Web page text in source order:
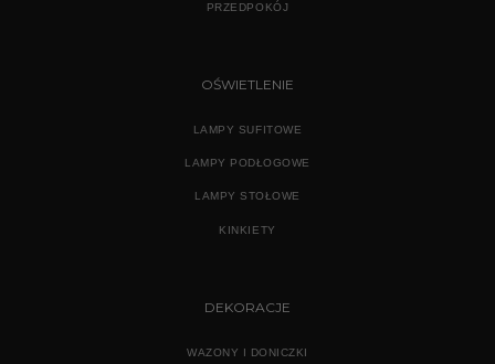
PRZEDPOKÓJ
OŚWIETLENIE
LAMPY SUFITOWE
LAMPY PODŁOGOWE
LAMPY STOŁOWE
KINKIETY
DEKORACJE
WAZONY I DONICZKI